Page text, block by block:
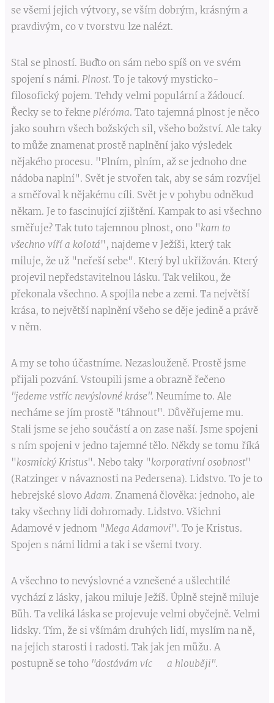
se všemi jejich výtvory, se vším dobrým, krásným a
pravdivým, co v tvorstvu lze nalézt.
Stal se plností. Buďto on sám nebo spíš on ve svém
spojení s námi. Plnost. To je takový mysticko-
filosofický pojem. Tehdy velmi populární a žádoucí.
Řecky se to řekne pléróma. Tato tajemná plnost je něco
jako souhrn všech božských sil, všeho božství. Ale taky
to může znamenat prostě naplnění jako výsledek
nějakého procesu. "Plním, plním, až se jednoho dne
nádoba naplní". Svět je stvořen tak, aby se sám rozvíjel
a směřoval k nějakému cíli. Svět je v pohybu odněkud
někam. Je to fascinující zjištění. Kampak to asi všechno
směřuje? Tak tuto tajemnou plnost, ono "kam to
všechno víří a kolotá", najdeme v Ježíši, který tak
miluje, že už "neřeší sebe". Který byl ukřižován. Který
projevil nepředstavitelnou lásku. Tak velikou, že
překonala všechno. A spojila nebe a zemi. Ta největší
krása, to největší naplnění všeho se děje jedině a právě
v něm.
A my se toho účastníme. Nezaslouženě. Prostě jsme
přijali pozvání. Vstoupili jsme a obrazně řečeno
"jedeme vstříc nevýslovné kráse". Neumíme to. Ale
necháme se jím prostě "táhnout". Důvěřujeme mu.
Stali jsme se jeho součástí a on zase naší. Jsme spojeni
s ním spojeni v jedno tajemné tělo. Někdy se tomu říká
"kosmický Kristus". Nebo taky "korporativní osobnost"
(Ratzinger v návaznosti na Pedersena). Lidstvo. To je to
hebrejské slovoAdam. Znamená člověka: jednoho, ale
taky všechny lidi dohromady. Lidstvo. Všichni
Adamové v jednom "Mega Adamovi". To je Kristus.
Spojen s námi lidmi a tak i se všemi tvory.
A všechno to nevýslovné a vznešené a ušlechtilé
vychází z lásky, jakou miluje Ježíš. Úplně stejně miluje
Bůh. Ta veliká láska se projevuje velmi obyčejně. Velmi
lidsky. Tím, že si všímám druhých lidí, myslím na ně,
na jejich starosti i radosti. Tak jak jen můžu. A
postupně se toho "dostávám víc a hlouběji".